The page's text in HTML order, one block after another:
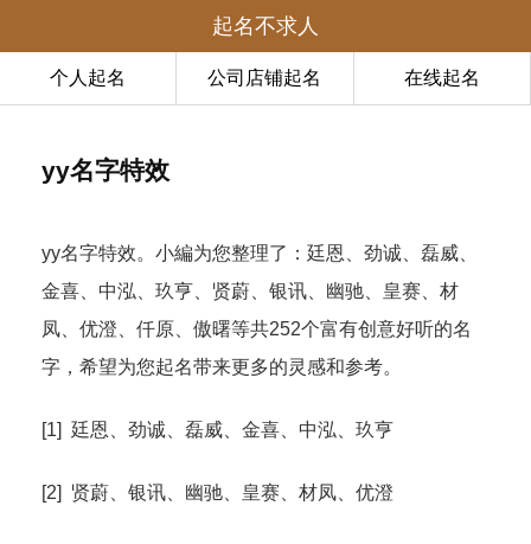
起名不求人
个人起名 公司店铺起名 在线起名
yy名字特效
yy名字特效。小編为您整理了：廷恩、劲诚、磊威、
金喜、中泓、玖亨、贤蔚、银讯、幽驰、皇赛、材
凤、优澄、仟原、傲曙等共252个富有创意好听的名
字，希望为您起名带来更多的灵感和参考。
[1] 廷恩、劲诚、磊威、金喜、中泓、玖亨
[2] 贤蔚、银讯、幽驰、皇赛、材凤、优澄